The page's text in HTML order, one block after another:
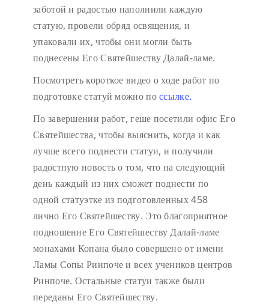
заботой и радостью наполнили каждую
статую, провели обряд освящения, и
упаковали их, чтобы они могли быть
поднесены Его Святейшеству Далай-ламе.
Посмотреть короткое видео о ходе работ по
подготовке статуй можно поссылке.
По завершении работ, геше посетили офис Его
Святейшества, чтобы выяснить, когда и как
лучше всего поднести статуи, и получили
радостную новость о том, что на следующий
день каждый из них сможет поднести по
одной статуэтке из подготовленных 458
лично Его Святейшеству. Это благоприятное
подношение Его Святейшеству Далай-ламе
монахами Копана было совершено от имени
Ламы Сопы Ринпоче и всех учеников центров
Ринпоче. Остальные статуи также были
переданы Его Святейшеству.